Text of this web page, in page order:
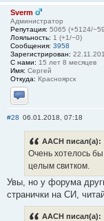
Sverm
Администратор
Репутация: 5065 (+5124/
Лояльность: 1 (+1/−0)
Сообщения: 3958
Зарегистрирован:
С нами: 15 лет 8 месяцев
Имя: Сергей
Откуда: Красноярск
Отправить
#28 06.01.2018, 07:18
AACH писал(а):
Очень хотелось
целым свитком.
Увы, но у форума
странички на СИ,
AACH писал(а):